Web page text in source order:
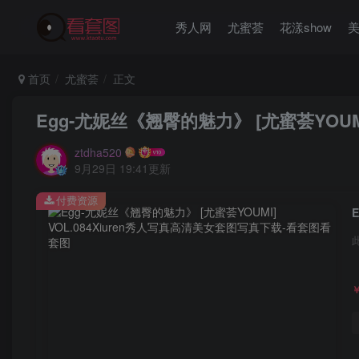
秀人网 尤蜜荟 花漾show
首页 尤蜜荟 正文
Egg-尤妮丝《翘臀的魅力》 [尤蜜荟
ztdha520
9月29日 19:41更新
付费资源